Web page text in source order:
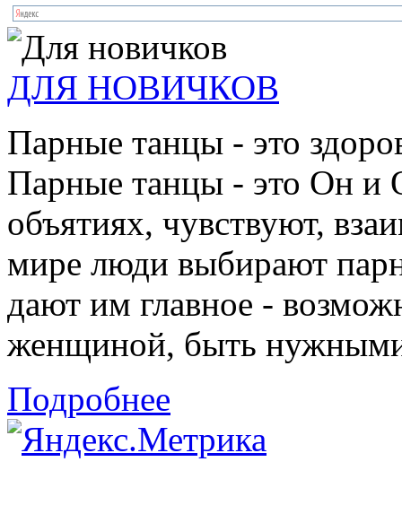
ДЛЯ НОВИЧКОВ
Парные танцы - это
Парные танцы - это Он и
объятиях, чувствуют,
мире люди выбирают
дают им главное -
женщиной, быть нужными
Подробнее